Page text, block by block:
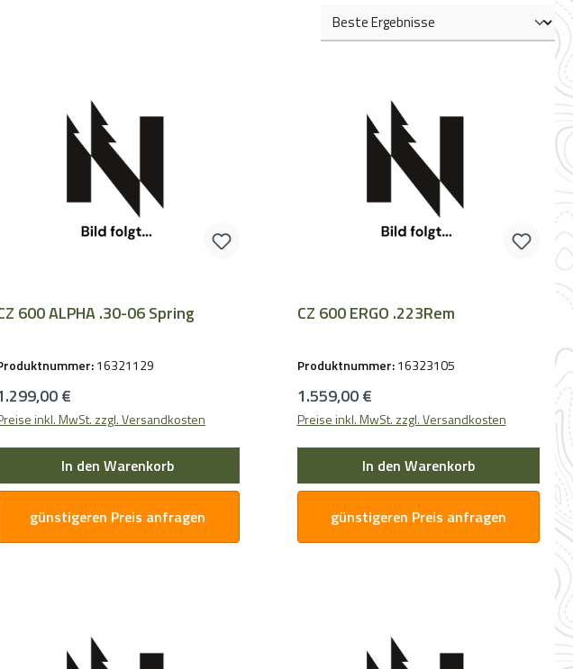
600 ALPHA .30-06 Spring
16321129
Preis:
€
inkl. MwSt. zzgl. Versandkosten
In den Warenkorb
günstigeren Preis anfragen
CZ 600 ERGO .223Rem
Produktnummer:16323105
Regulärer Preis:
1.559,00 €
Preise inkl. MwSt. zzgl. Versandkosten
In den Warenkorb
günstigeren Preis anfragen